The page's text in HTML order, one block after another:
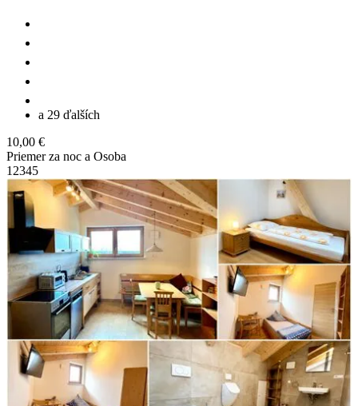
a 29 ďalších
10,00 €
Priemer za noc a Osoba
1 2345